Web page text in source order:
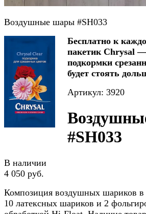
Воздушные шары #SH033
Бесплатно к
пакетик Chrysal —
подкормки
будет стоять
Артикул: 3920
#SH033
В наличии
4 050 руб.
Композиция воздушных шариков в
10 латексных шариков и 2